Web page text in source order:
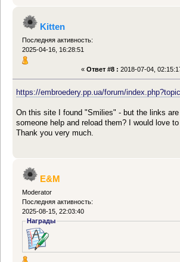
Kitten
Последняя активность:
2025-04-16, 16:28:51
« Ответ #8 : 2018-07-04,
https://embroedery.pp.ua/forum/
On this site I found "Smilies" - but the links
someone help and reload them? I would love to
Thank you very much.
E&M
Moderator
Последняя активность:
2025-08-15, 22:03:40
Награды